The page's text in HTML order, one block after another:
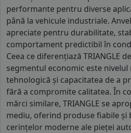
performante pentru diverse
până la vehicule industriale.
apreciate pentru durabilitate,
comportament predictibil în
Ceea ce diferențiază TRIANGLE
segmentul economic este
tehnologică și capacitatea de a
fără a compromite calitatea. În
mărci similare, TRIANGLE se
mediu, oferind produse fiabile și
cerințelor moderne ale pieței